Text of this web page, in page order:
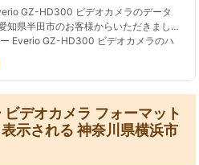
GZ-HD300 ビデオカメラのデータ
知県半田市のお客様からいただきまし
Everio GZ-HD300 ビデオカメラのハ
デオカメラ フォーマット
示される 神奈川県横浜市